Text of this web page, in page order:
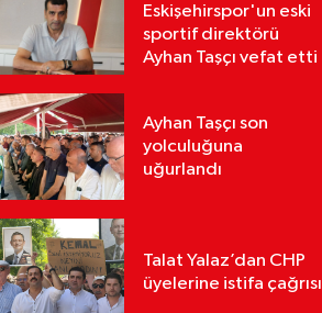
Eskişehirspor'un eski
sportif direktörü
Ayhan Taşçı vefat etti
Ayhan Taşçı son
yolculuğuna
uğurlandı
Talat Yalaz’dan CHP
üyelerine istifa çağrısı